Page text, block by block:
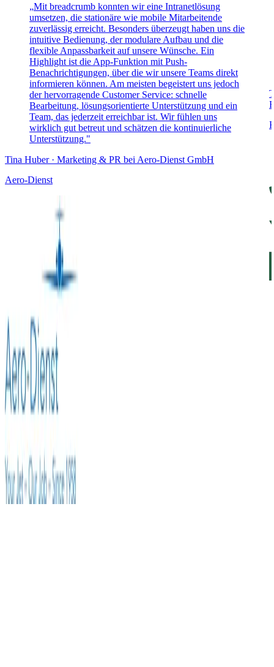
„Mit breadcrumb konnten wir eine Intranetlösung
umsetzen, die stationäre wie mobile Mitarbeitende
zuverlässig erreicht. Besonders überzeugt haben uns die
intuitive Bedienung, der modulare Aufbau und die
flexible Anpassbarkeit auf unsere Wünsche. Ein
Highlight ist die App-Funktion mit Push-
Benachrichtigungen, über die wir unsere Teams direkt
informieren können. Am meisten begeistert uns jedoch
der hervorragende Customer Service: schnelle
Bearbeitung, lösungsorientierte Unterstützung und ein
Team, das jederzeit erreichbar ist. Wir fühlen uns
wirklich gut betreut und schätzen die kontinuierliche
Unterstützung."
Tina Huber · Marketing & PR bei Aero-Dienst GmbH
Aero-Dienst